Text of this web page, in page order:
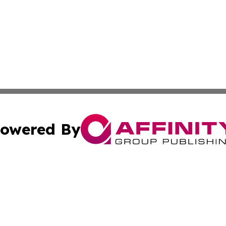
By